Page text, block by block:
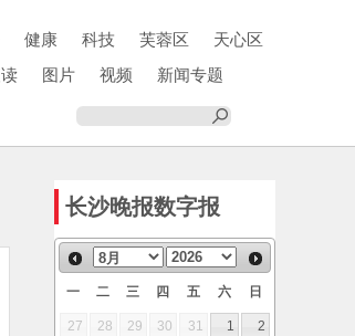
健康 科技 芙蓉区
天心区
图片 视频
新闻专题
长沙晚报数字报
一 二 三 四 五 六 日
27 28 29 30 31 1
2